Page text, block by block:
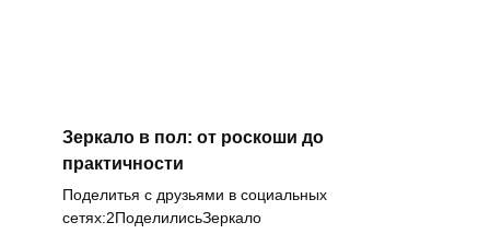
Зеркало в пол: от роскоши до
практичности
Поделитья с друзьями в социальных
сетях:2ПоделилисьЗеркало